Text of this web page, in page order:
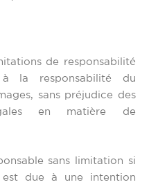
de responsabilité
à la responsabilité du
sans préjudice des
en matière de
sans limitation si
due à une intention